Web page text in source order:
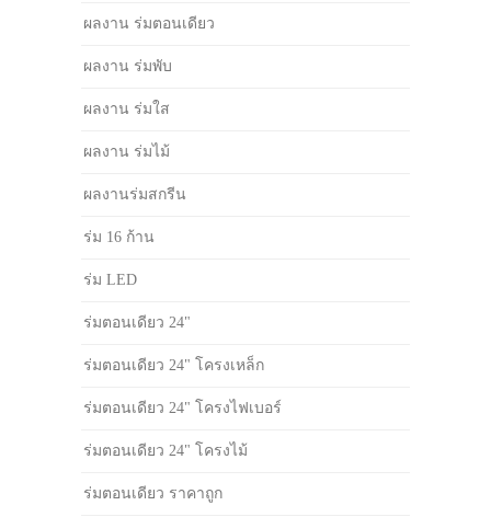
ผลงาน ร่มตอนเดียว
ผลงาน ร่มพับ
ผลงาน ร่มใส
ผลงาน ร่มไม้
ผลงานร่มสกรีน
ร่ม 16 ก้าน
ร่ม LED
ร่มตอนเดียว 24"
ร่มตอนเดียว 24" โครงเหล็ก
ร่มตอนเดียว 24" โครงไฟเบอร์
ร่มตอนเดียว 24" โครงไม้
ร่มตอนเดียว ราคาถูก